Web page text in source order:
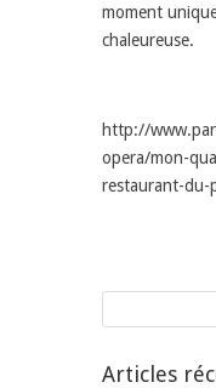
moment
chaleureuse.
http://
opera/mon-
restaurant-du-
Articles